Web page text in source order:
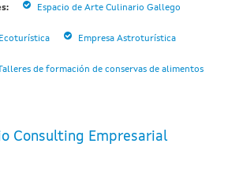
Espacio de Arte Culinario Gallego
Empresa Astroturística
Talleres de formación de conservas de alimentos
Consulting Empresarial